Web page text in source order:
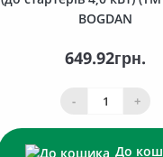
BOGDAN
649.92грн.
- +
До